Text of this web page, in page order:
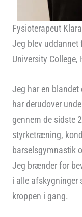
Fysioterapeut Klara
Jeg blev
University College,
Jeg har en
har derudover
gennem de sidste
styrketræning,
barselsgymnastik
Jeg brænder for
i alle afskygninger
kroppen i gang.